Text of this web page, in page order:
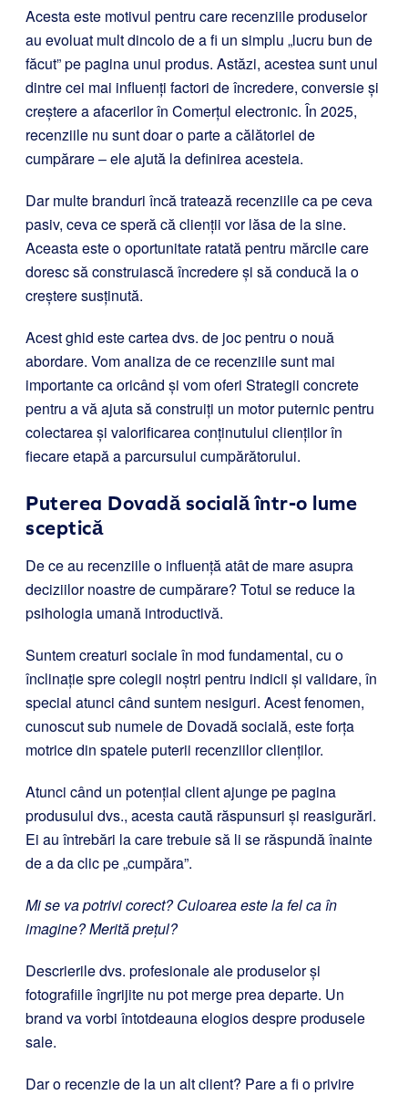
Acesta este motivul pentru care recenziile produselor
au evoluat mult dincolo de a fi un simplu „lucru bun de
făcut” pe pagina unui produs. Astăzi, acestea sunt unul
dintre cei mai influenți factori de încredere, conversie și
creștere a afacerilor în Comerțul electronic. În 2025,
recenziile nu sunt doar o parte a călătoriei de
cumpărare – ele ajută la definirea acesteia.
Dar multe branduri încă tratează recenziile ca pe ceva
pasiv, ceva ce speră că clienții vor lăsa de la sine.
Aceasta este o oportunitate ratată pentru mărcile care
doresc să construiască încredere și să conducă la o
creștere susținută.
Acest ghid este cartea dvs. de joc pentru o nouă
abordare. Vom analiza de ce recenziile sunt mai
importante ca oricând și vom oferi Strategii concrete
pentru a vă ajuta să construiți un motor puternic pentru
colectarea și valorificarea conținutului clienților în
fiecare etapă a parcursului cumpărătorului.
Puterea Dovadă socială într-o lume
sceptică
De ce au recenziile o influență atât de mare asupra
deciziilor noastre de cumpărare? Totul se reduce la
psihologia umană introductivă.
Suntem creaturi sociale în mod fundamental, cu o
înclinație spre colegii noștri pentru indicii și validare, în
special atunci când suntem nesiguri. Acest fenomen,
cunoscut sub numele de Dovadă socială, este forța
motrice din spatele puterii recenziilor clienților.
Atunci când un potențial client ajunge pe pagina
produsului dvs., acesta caută răspunsuri și reasigurări.
Ei au întrebări la care trebuie să li se răspundă înainte
de a da clic pe „cumpăra”.
Mi se va potrivi corect? Culoarea este la fel ca în
imagine? Merită prețul?
Descrierile dvs. profesionale ale produselor și
fotografiile îngrijite nu pot merge prea departe. Un
brand va vorbi întotdeauna elogios despre produsele
sale.
Dar o recenzie de la un alt client? Pare a fi o privire